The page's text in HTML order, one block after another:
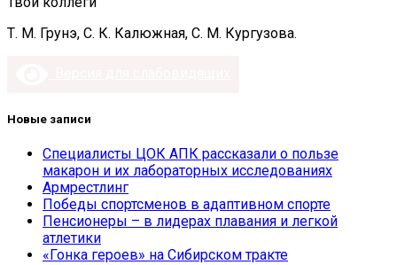
Т. М. Грунэ, С. К. Калюжная, С. М. Кургузова.
Новые записи
Специалисты ЦОК АПК рассказали о пользе
макарон и их лабораторных исследованиях
Армрестлинг
Победы спортсменов в адаптивном спорте
Пенсионеры – в лидерах плавания и легкой
атлетики
«Гонка героев» на Сибирском тракте